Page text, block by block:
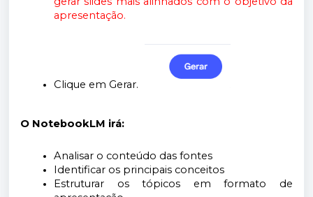
apresentação.
Clique em Gerar.
O NotebookLM irá:
Analisar o conteúdo das fontes
Identificar os principais conceitos
Estruturar os tópicos em formato de